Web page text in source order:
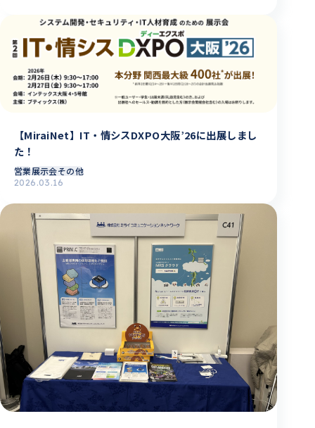
【MiraiNet】IT・情シスDXPO大阪’26に出展しまし
た！
営業展示会その他
2026.03.16